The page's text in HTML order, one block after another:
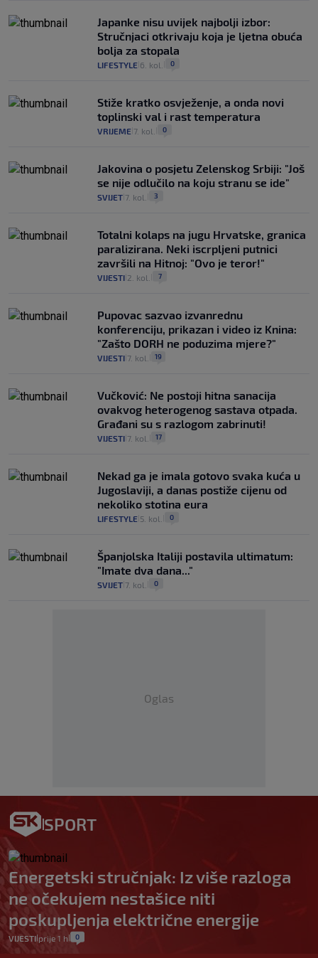
Japanke nisu uvijek najbolji izbor:
Stručnjaci otkrivaju koja je ljetna obuća
bolja za stopala
LIFESTYLE 6. kol. 0
Stiže kratko osvježenje, a onda novi
toplinski val i rast temperatura
VRIJEME 7. kol. 0
Jakovina o posjetu Zelenskog Srbiji: "Još
se nije odlučilo na koju stranu se ide"
SVIJET 7. kol. 3
Totalni kolaps na jugu Hrvatske, granica
paralizirana. Neki iscrpljeni putnici
završili na Hitnoj: "Ovo je teror!"
VIJESTI 2. kol. 7
Pupovac sazvao izvanrednu
konferenciju, prikazan i video iz Knina:
"Zašto DORH ne poduzima mjere?"
VIJESTI 7. kol. 19
Vučković: Ne postoji hitna sanacija
ovakvog heterogenog sastava otpada.
Građani su s razlogom zabrinuti!
VIJESTI 7. kol. 17
Nekad ga je imala gotovo svaka kuća u
Jugoslaviji, a danas postiže cijenu od
nekoliko stotina eura
LIFESTYLE 5. kol. 0
Španjolska Italiji postavila ultimatum:
"Imate dva dana..."
SVIJET 7. kol. 0
Oglas
SPORT
Energetski stručnjak: Iz više razloga
ne očekujem nestašice niti
poskupljenja električne energije
VIJESTI| prije 1 h 0